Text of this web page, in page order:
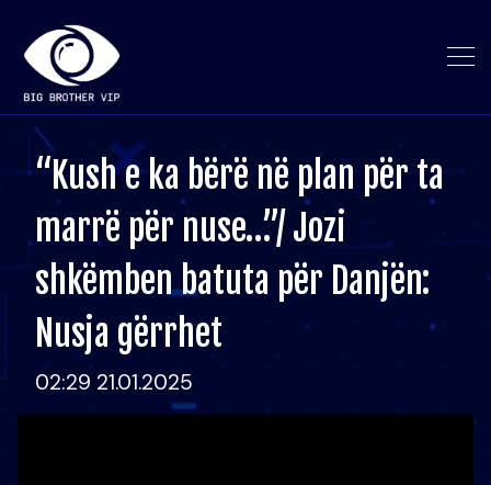
“Kush e ka bërë në plan për ta
marrë për nuse…”/ Jozi
shkëmben batuta për Danjën:
Nusja gërrhet
02:29 21.01.2025